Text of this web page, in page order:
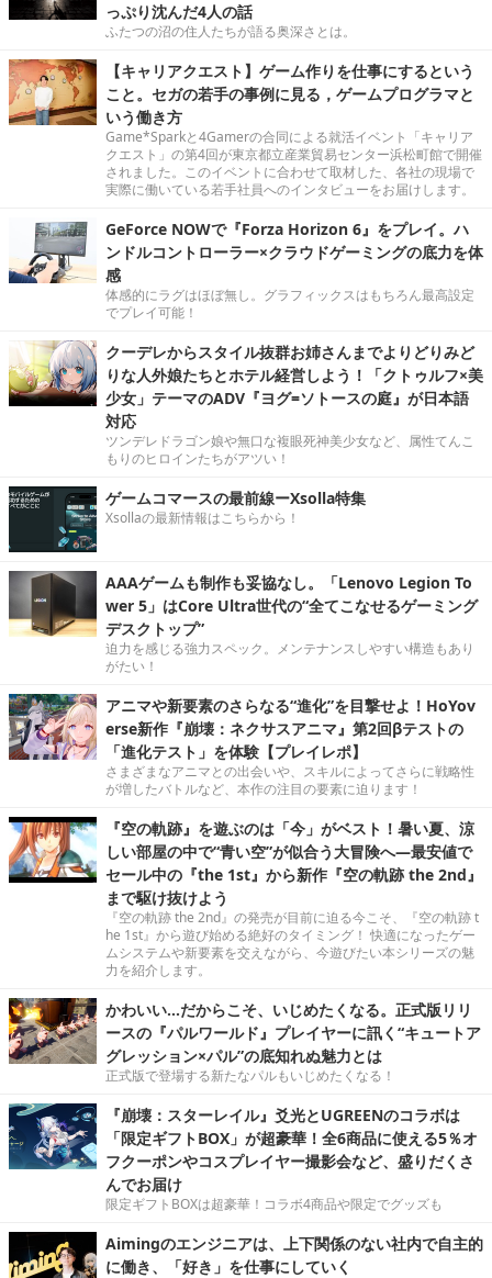
っぷり沈んだ4人の話
ふたつの沼の住人たちが語る奥深さとは。
【キャリアクエスト】ゲーム作りを仕事にするという
こと。セガの若手の事例に見る，ゲームプログラマと
いう働き方
Game*Sparkと4Gamerの合同による就活イベント「キャリア
クエスト」の第4回が東京都立産業貿易センター浜松町館で開催
されました。このイベントに合わせて取材した、各社の現場で
実際に働いている若手社員へのインタビューをお届けします。
GeForce NOWで『Forza Horizon 6』をプレイ。ハ
ンドルコントローラー×クラウドゲーミングの底力を体
感
体感的にラグはほぼ無し。グラフィックスはもちろん最高設定
でプレイ可能！
クーデレからスタイル抜群お姉さんまでよりどりみど
りな人外娘たちとホテル経営しよう！「クトゥルフ×美
少女」テーマのADV『ヨグ=ソトースの庭』が日本語
対応
ツンデレドラゴン娘や無口な複眼死神美少女など、属性てんこ
もりのヒロインたちがアツい！
ゲームコマースの最前線ーXsolla特集
Xsollaの最新情報はこちらから！
AAAゲームも制作も妥協なし。「Lenovo Legion To
wer 5」はCore Ultra世代の“全てこなせるゲーミング
デスクトップ”
迫力を感じる強力スペック。メンテナンスしやすい構造もあり
がたい！
アニマや新要素のさらなる“進化”を目撃せよ！HoYov
erse新作『崩壊：ネクサスアニマ』第2回βテストの
「進化テスト」を体験【プレイレポ】
さまざまなアニマとの出会いや、スキルによってさらに戦略性
が増したバトルなど、本作の注目の要素に迫ります！
『空の軌跡』を遊ぶのは「今」がベスト！暑い夏、涼
しい部屋の中で“青い空”が似合う大冒険へ―最安値で
セール中の『the 1st』から新作『空の軌跡 the 2nd』
まで駆け抜けよう
『空の軌跡 the 2nd』の発売が目前に迫る今こそ、『空の軌跡 t
he 1st』から遊び始める絶好のタイミング！ 快適になったゲー
ムシステムや新要素を交えながら、今遊びたい本シリーズの魅
力を紹介します。
かわいい…だからこそ、いじめたくなる。正式版リリ
ースの『パルワールド』プレイヤーに訊く“キュートア
グレッション×パル”の底知れぬ魅力とは
正式版で登場する新たなパルもいじめたくなる！
『崩壊：スターレイル』爻光とUGREENのコラボは
「限定ギフトBOX」が超豪華！全6商品に使える5％オ
フクーポンやコスプレイヤー撮影会など、盛りだくさ
んでお届け
限定ギフトBOXは超豪華！コラボ4商品や限定でグッズも
Aimingのエンジニアは、上下関係のない社内で自主的
に働き、「好き」を仕事にしていく